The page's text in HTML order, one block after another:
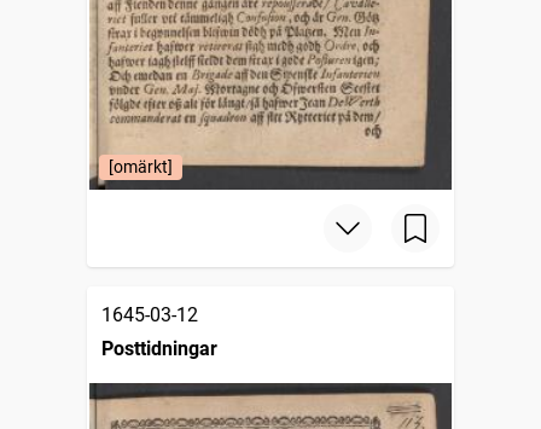
[omärkt]
1645-03-12
Posttidningar